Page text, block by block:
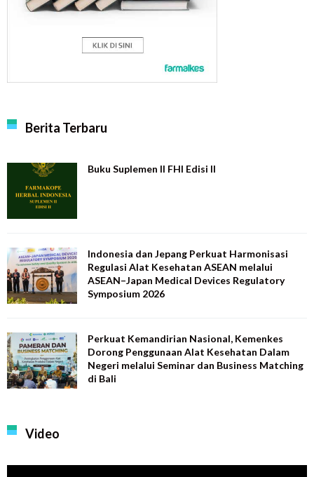
Berita Terbaru
Buku Suplemen II FHI Edisi II
Indonesia dan Jepang Perkuat Harmonisasi
Regulasi Alat Kesehatan ASEAN melalui
ASEAN–Japan Medical Devices Regulatory
Symposium 2026
Perkuat Kemandirian Nasional, Kemenkes
Dorong Penggunaan Alat Kesehatan Dalam
Negeri melalui Seminar dan Business Matching
di Bali
Video